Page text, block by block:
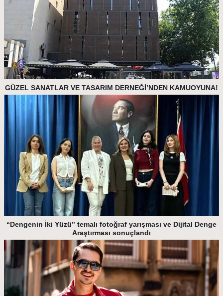
GÜZEL SANATLAR VE TASARIM DERNEĞİ’NDEN KAMUOYUNA!
“Dengenin İki Yüzü” temalı fotoğraf yarışması ve Dijital Denge
Araştırması sonuçlandı